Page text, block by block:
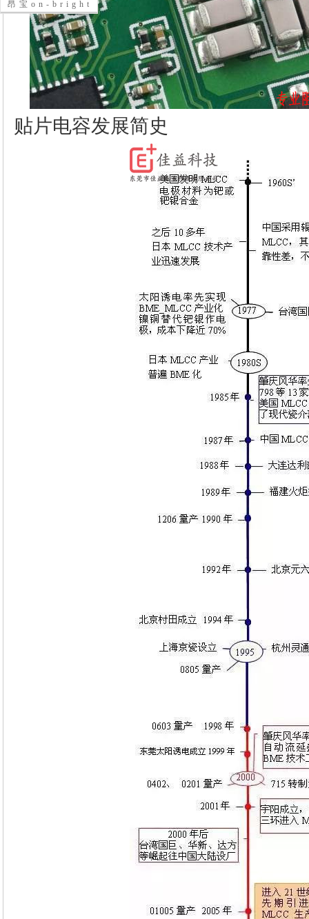
贴片电容发展简史
昂宝on-bright